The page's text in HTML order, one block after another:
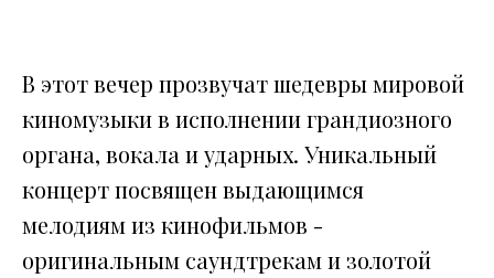
В этот вечер прозвучат шедевры мировой
киномузыки в исполнении грандиозного
органа, вокала и ударных. Уникальный
концерт посвящен выдающимся
мелодиям из кинофильмов -
оригинальным саундтрекам и золотой